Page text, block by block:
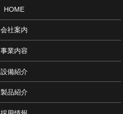
HOME
会社案内
事業内容
設備紹介
製品紹介